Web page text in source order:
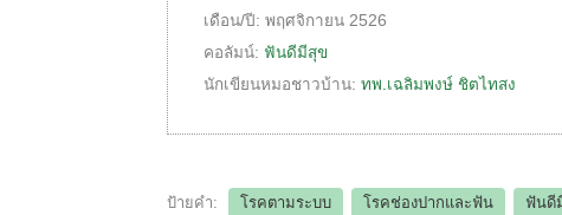
เดือน/ปี: พฤศจิกายน 2526
คอลัมน์: ฟันดีมีสุข
นักเขียนหมอชาวบ้าน: ทพ.เฉลิมพงษ์ ชิตไทสง
ป้ายคำ: โรคตามระบบ โรคช่องปากและฟัน ฟันดี